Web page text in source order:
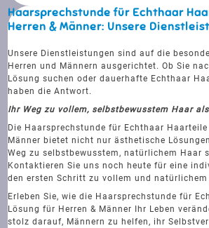
Haarsprechstunde für Echthaar
Herren & Männer: Unsere
Unsere Dienstleistungen sind auf die
Herren und Männern ausgerichtet. Ob Sie
Lösung suchen oder dauerhafte Echthaar
haben die Antwort.
Ihr Weg zu vollem, selbstbewusstem Haar
Die Haarsprechstunde für Echthaar
Männer bietet nicht nur ästhetische
Weg zu selbstbewusstem, natürlichem Haar
Kontaktieren Sie uns noch heute für eine
den ersten Schritt zu vollem und natürlichem
Erleben Sie, wie die Haarsprechstunde für
Lösung für Herren & Männer Ihr Leben
stolz darauf, Männern zu helfen, ihr